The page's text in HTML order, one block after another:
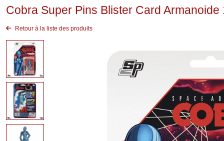
Cobra Super Pins Blister Card Armanoide
Retour à la liste des produits